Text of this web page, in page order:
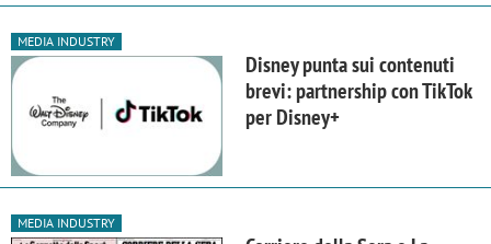
MEDIA INDUSTRY
Disney punta sui contenuti
brevi: partnership con TikTok
per Disney+
MEDIA INDUSTRY